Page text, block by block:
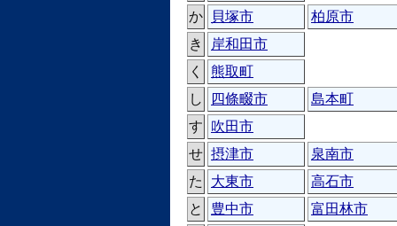
か
貝塚市
柏原市
き
岸和田市
く
熊取町
し
四條畷市
島本町
す 吹田市
せ 摂津市
泉南市
た
大東市
高石市
と
豊中市
富田林市